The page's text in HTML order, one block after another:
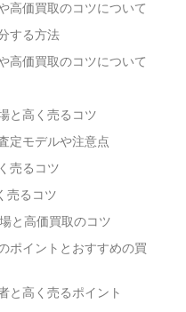
高価買取のコツについて
する方法
高価買取のコツについて
と高く売るコツ
定モデルや注意点
売るコツ
売るコツ
と高価買取のコツ
ポイントとおすすめの買
と高く売るポイント